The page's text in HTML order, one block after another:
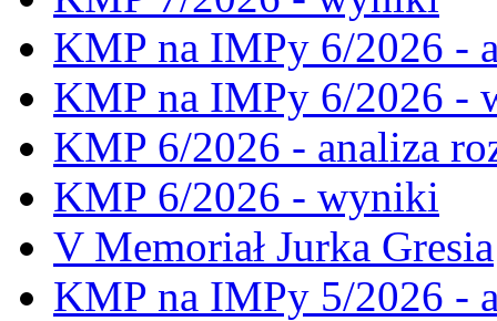
KMP na IMPy 6/2026 -
KMP na IMPy 6/2026 -
KMP 6/2026 - analiza
KMP 6/2026 - wyniki
V Memoriał Jurka Gresia
KMP na IMPy 5/2026 -